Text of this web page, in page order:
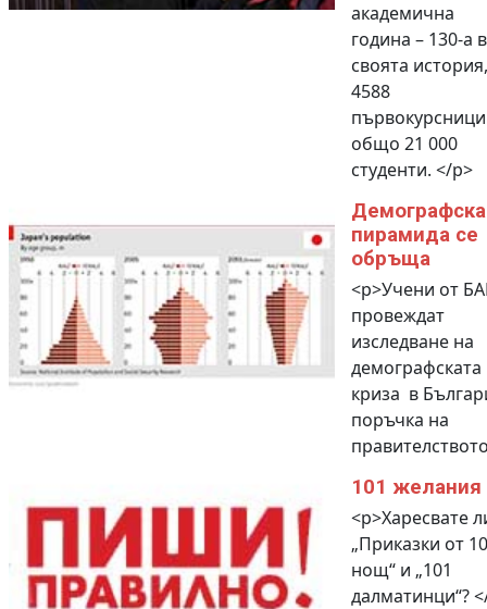
академична
година – 130-а в
своята
4588
общо 21 000
студенти. </p>
пирамида се
обръща
<p>Учени от
провеждат
изследване на
демографската
криза в
поръчка на
101 желания
<p>Харесвате
„Приказки от
нощ“ и „101
далматинци“?